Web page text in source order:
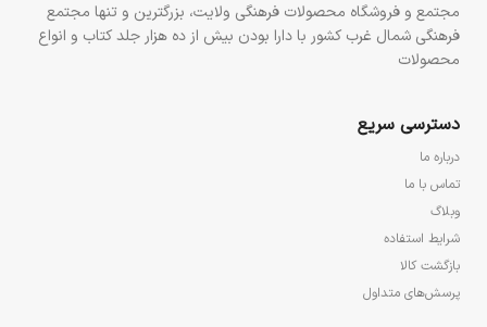
مجتمع و فروشگاه محصولات فرهنگی ولایت، بزرگترین و تنها مجتمع
فرهنگی شمال غرب کشور با دارا بودن بیش از ده هزار جلد کتاب و انواع
محصولات
دسترسی سریع
درباره ما
تماس با ما
وبلاگ
شرایط استفاده
بازگشت کالا
پرسش‌های متداول